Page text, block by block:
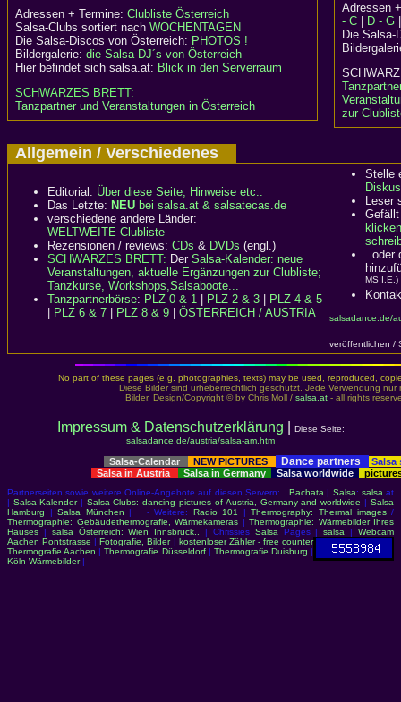
Adressen + Termine: Clubliste Österreich
Salsa-Clubs sortiert nach WOCHENTAGEN
Die Salsa-Discos von Österreich: PHOTOS !
Bildergalerie: die Salsa-DJ´s von Österreich
Hier befindet sich salsa.at: Blick in den Serverraum
SCHWARZES BRETT:
Tanzpartner und Veranstaltungen in Österreich
Adressen
- C
D - G
Die
zur
Allgemein / Verschiedenes
Editorial: Über diese Seite, Hinweise etc..
Das Letzte: NEU bei salsa.at & salsatecas.de
verschiedene andere Länder:
WELTWEITE Clubliste
Rezensionen / reviews: CDs & DVDs (engl.)
SCHWARZES BRETT: Der Salsa-Kalender: neue
Veranstaltungen, aktuelle Ergänzungen zur Clubliste;
Tanzkurse, Workshops,Salsaboote...
Tanzpartnerbörse: PLZ 0 & 1 PLZ 2 & 3
PLZ 4 & 5
PLZ 6 & 7 PLZ 8 & 9 ÖSTERREICH / AUSTRIA
Stelle
Leser
klicken
..oder
MS I.E.)
salsadance.de/
veröffentlichen /
No part of these pages (e.g. photographies, texts) may be used, reproduced,
Diese Bilder sind urheberrechtlich geschützt. Jede Verwendung
Bilder, Design/Copyright © by Chris Moll / salsa.at - all rights
Impressum & Datenschutzerklärung
Diese Seite:
salsadance.de/austria/salsa-am.htm
Salsa-Calendar NEW PICTURES Dance partners
Salsa
Salsa in Austria
Salsa in Germany Salsa worldwide
Partnerseiten sowie weitere Online-Angebote auf diesen Servern: Bachata | Salsa:salsa .at
| Salsa-Kalender| Salsa Clubs: dancing pictures of Austria, Germany and worldwide |Salsa
Hamburg |Salsa München | - Weitere: Radio 101 |Thermography: Thermal images/
Thermographie: Gebäudethermografie, Wärmekameras | Thermographie: Wärmebilder Ihres
Hauses | salsa Österreich: Wien Innsbruck.. | Chrissies Salsa Pages |salsa |Webcam
Aachen Pontstrasse |Fotografie, Bilder| kostenloser Zähler - free counter
Thermografie Aachen |Thermografie Düsseldorf| Thermografie Duisburg |
Köln Wärmebilder|